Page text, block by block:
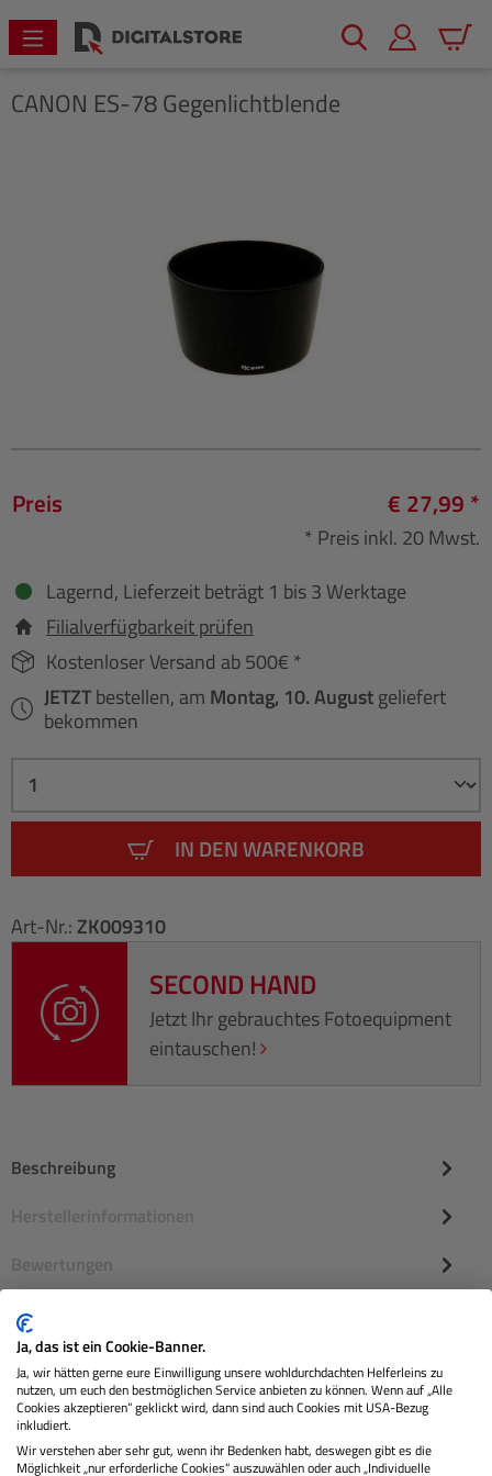
springen
CANON ES-78 Gegenlichtblende
Preis € 27,99 *
* Preis inkl. 20 Mwst.
Lagernd, Lieferzeit beträgt 1 bis 3 Werktage
Filialverfügbarkeit prüfen
Kostenloser Versand ab 500€ *
JETZTbestellen, am Montag, 10. Augustgeliefert
bekommen
IN DEN WARENKORB
Art-Nr.: ZK009310
SECOND HAND
Jetzt Ihr gebrauchtes Fotoequipment
eintauschen!
Beschreibung
Herstellerinformationen
Bewertungen
Ja, das ist ein Cookie-Banner.
Ja, wir hätten gerne eure Einwilligung unsere wohldurchdachten Helferleins zu
nutzen, um euch den bestmöglichen Service anbieten zu können. Wenn auf „Alle
Cookies akzeptieren“ geklickt wird, dann sind auch Cookies mit USA-Bezug
inkludiert.
Wir verstehen aber sehr gut, wenn ihr Bedenken habt, deswegen gibt es die
Möglichkeit „nur erforderliche Cookies“ auszuwählen oder auch „Individuelle